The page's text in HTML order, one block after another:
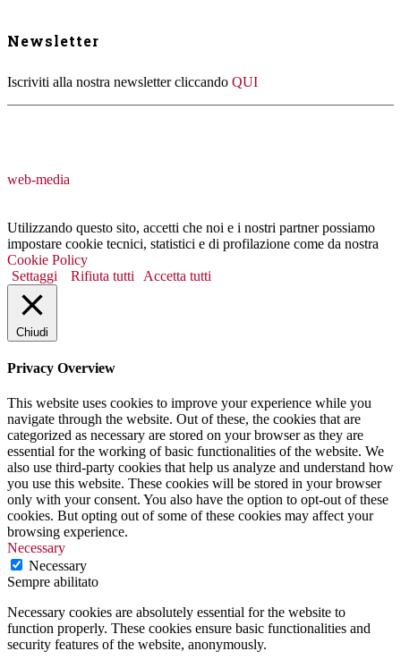
Newsletter
Iscriviti alla nostra newsletter cliccando QUI
web-media
Utilizzando questo sito, accetti che noi e i nostri partner possiamo
impostare cookie tecnici, statistici e di profilazione come da nostra
Cookie Policy
Settaggi
Rifiuta tutti Accetta tutti
Chiudi
Privacy Overview
This website uses cookies to improve your experience while you
navigate through the website. Out of these, the cookies that are
categorized as necessary are stored on your browser as they are
essential for the working of basic functionalities of the website. We
also use third-party cookies that help us analyze and understand how
you use this website. These cookies will be stored in your browser
only with your consent. You also have the option to opt-out of these
cookies. But opting out of some of these cookies may affect your
browsing experience.
Necessary
Necessary
Sempre abilitato
Necessary cookies are absolutely essential for the website to
function properly. These cookies ensure basic functionalities and
security features of the website, anonymously.